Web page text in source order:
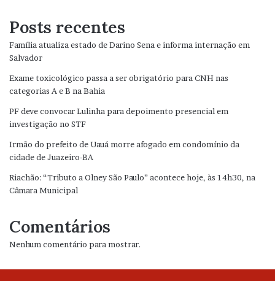
Posts recentes
Família atualiza estado de Darino Sena e informa internação em
Salvador
Exame toxicológico passa a ser obrigatório para CNH nas
categorias A e B na Bahia
PF deve convocar Lulinha para depoimento presencial em
investigação no STF
Irmão do prefeito de Uauá morre afogado em condomínio da
cidade de Juazeiro-BA
Riachão: “Tributo a Olney São Paulo” acontece hoje, às 14h30, na
Câmara Municipal
Comentários
Nenhum comentário para mostrar.